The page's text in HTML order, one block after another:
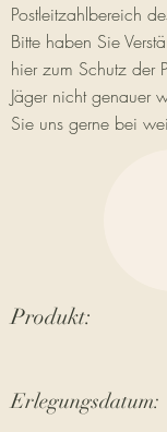
Postleitzahlbereich
Bitte haben Sie
hier zum Schutz der
Jäger nicht genauer
Sie uns gerne bei
Produkt:
Erlegungsdatum: